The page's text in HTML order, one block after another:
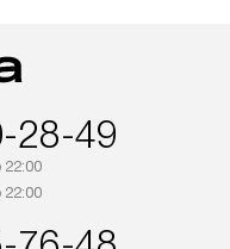
28-49